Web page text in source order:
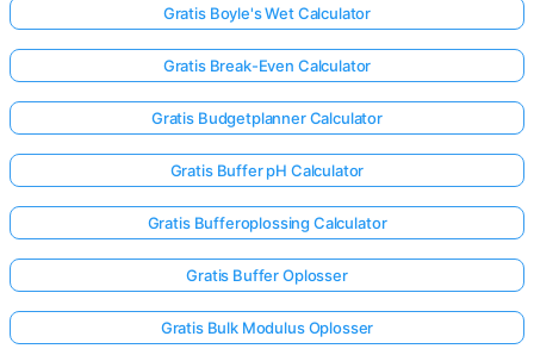
Gratis Boyle's Wet Calculator
Gratis Break-Even Calculator
Gratis Budgetplanner Calculator
Gratis Buffer pH Calculator
Gratis Bufferoplossing Calculator
Gratis Buffer Oplosser
Gratis Bulk Modulus Oplosser